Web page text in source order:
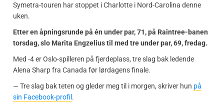
Symetra-touren har stoppet i Charlotte i Nord-Carolina denne
uken.
Etter en åpningsrunde på én under par, 71, på Raintree-banen
torsdag, slo Marita Engzelius til med tre under par, 69, fredag.
Med -4 er Oslo-spilleren på fjerdeplass, tre slag bak ledende
Alena Sharp fra Canada før lørdagens finale.
— Tre slag bak teten og gleder meg til i morgen, skriver hun på
sin Facebook-profil .